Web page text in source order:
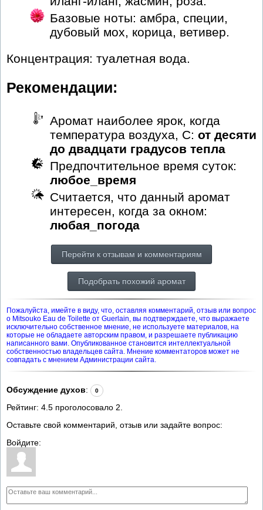
Базовые ноты: амбра, специи,
дубовый мох, корица, ветивер.
Концентрация: туалетная вода.
Рекомендации:
Аромат наиболее ярок, когда
температура воздуха, С: от десяти
до двадцати градусов тепла
Предпочтительное время суток:
любое_время
Считается, что данный аромат
интересен, когда за окном:
любая_погода
Перейти к отзывам и комментариям
Подобрать похожий аромат
Пожалуйста, имейте в виду, что, оставляя комментарий, отзыв или вопрос
о Mitsouko Eau de Toilette от Guerlain, вы подтверждаете, что выражаете
исключительно собственное мнение, не используете материалов, на
которые не обладаете авторским правом, и разрешаете публикацию
написанного вами. Опубликованное становится интеллектуальной
собственностью владельцев сайта. Мнение комментаторов может не
совпадать с мнением Администрации сайта.
Обсуждение духов: 0
Рейтинг: 4.5 проголосовало 2
Оставьте свой комментарий, отзыв или задайте вопрос:
Войдите: